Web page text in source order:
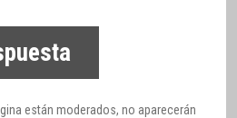
están moderados, no aparecerán